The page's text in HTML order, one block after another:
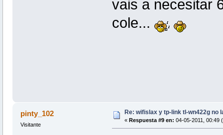
vais a necesitar
cole...
pinty_102
Visitante
Re: wifislax y tp-link tl-wn422g no
« Respuesta #9 en: 04-05-2011, 00:49